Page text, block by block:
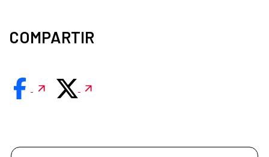
COMPARTIR